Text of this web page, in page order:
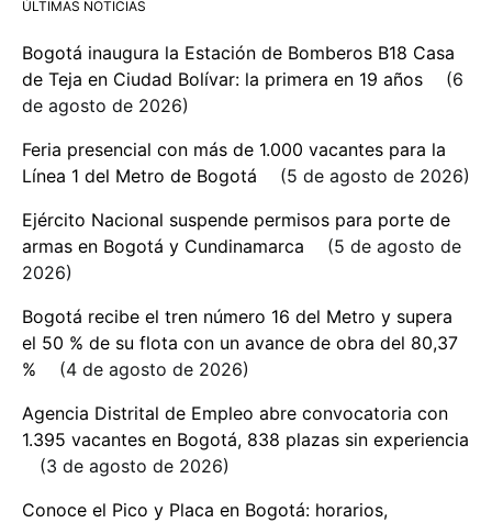
ÚLTIMAS NOTICIAS
Bogotá inaugura la Estación de Bomberos B18 Casa
de Teja en Ciudad Bolívar: la primera en 19 años
6
de agosto de 2026
Feria presencial con más de 1.000 vacantes para la
Línea 1 del Metro de Bogotá
5 de agosto de 2026
Ejército Nacional suspende permisos para porte de
armas en Bogotá y Cundinamarca
5 de agosto de
2026
Bogotá recibe el tren número 16 del Metro y supera
el 50 % de su flota con un avance de obra del 80,37
%
4 de agosto de 2026
Agencia Distrital de Empleo abre convocatoria con
1.395 vacantes en Bogotá, 838 plazas sin experiencia
3 de agosto de 2026
Conoce el Pico y Placa en Bogotá: horarios,